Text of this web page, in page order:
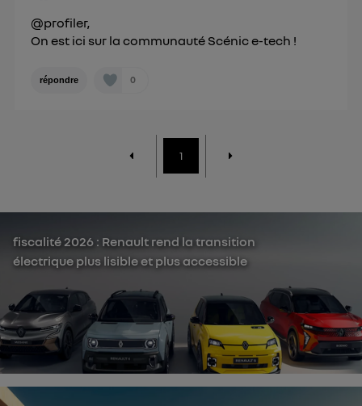
@profiler,
On est ici sur la communauté Scénic e-tech !
répondre 0
1
fiscalité 2026 : Renault rend la transition
électrique plus lisible et plus accessible